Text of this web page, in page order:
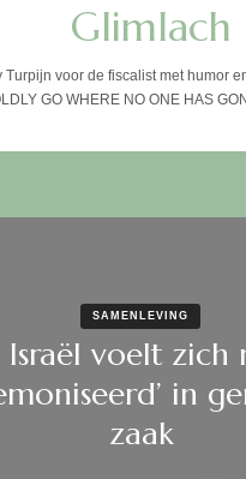
Glimlach
Turpijn voor de fiscalist met humor
GO WHERE NO ONE HAS
SAMENLEVING
Israël voelt zich
in
zaak